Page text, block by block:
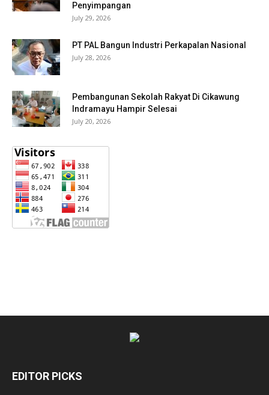
Penyimpangan
July 29, 2026
PT PAL Bangun Industri Perkapalan Nasional
July 28, 2026
Pembangunan Sekolah Rakyat Di Cikawung
Indramayu Hampir Selesai
July 20, 2026
EDITOR PICKS